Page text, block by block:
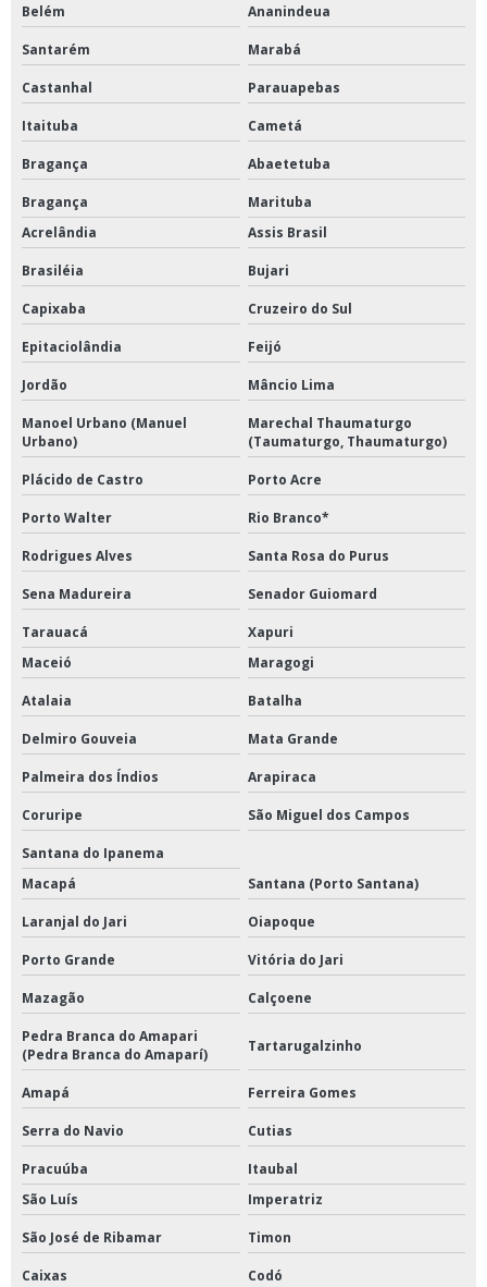
Belém
Ananindeua
Santarém Marabá
Castanhal Parauapebas
Itaituba Cametá
Bragança Abaetetuba
Bragança
Marituba
Acrelândia
Assis Brasil
Brasiléia Bujari
Capixaba Cruzeiro do Sul
Epitaciolândia Feijó
Jordão Mâncio Lima
Manoel Urbano (Manuel
Urbano)
Marechal Thaumaturgo
(Taumaturgo, Thaumaturgo)
Plácido de Castro Porto Acre
Porto Walter Rio Branco*
Rodrigues Alves Santa Rosa do Purus
Sena Madureira Senador Guiomard
Tarauacá
Xapuri
Maceió
Maragogi
Atalaia Batalha
Delmiro Gouveia Mata Grande
Palmeira dos Índios Arapiraca
Coruripe São Miguel dos Campos
Santana do Ipanema
Macapá
Santana (Porto Santana)
Laranjal do Jari Oiapoque
Porto Grande Vitória do Jari
Mazagão Calçoene
Pedra Branca do Amapari
(Pedra Branca do Amaparí)
Tartarugalzinho
Amapá Ferreira Gomes
Serra do Navio Cutias
Pracuúba
Itaubal
São Luís
Imperatriz
São José de Ribamar Timon
Caixas Codó